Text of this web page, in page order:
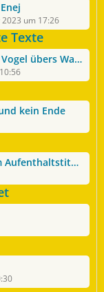
um 17:26
Texte
übers Wasser
kein Ende
Rückkehr in die Ukraine